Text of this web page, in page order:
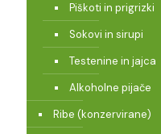
Piškoti in prigrizki
Sokovi in sirupi
Testenine in jajca
Alkoholne pijače
Ribe (konzervirane)